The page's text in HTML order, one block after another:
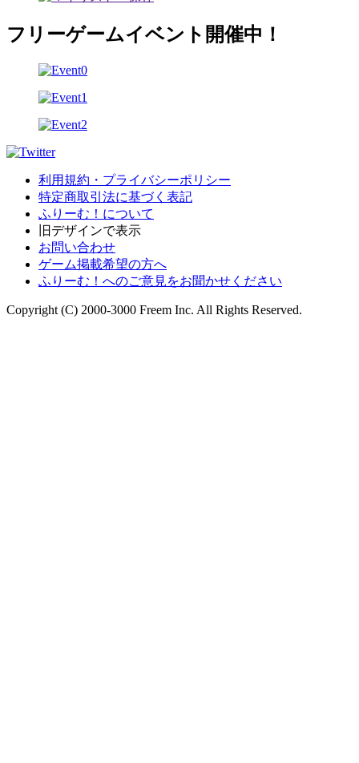
フリーゲームイベント開催中！
利用規約・プライバシーポリシー
特定商取引法に基づく表記
ふりーむ！について
旧デザインで表示
お問い合わせ
ゲーム掲載希望の方へ
ふりーむ！へのご意見をお聞かせください
Copyright (C) 2000-3000 Freem Inc. All Rights Reserved.